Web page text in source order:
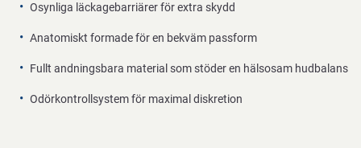
Osynliga läckagebarriärer för extra skydd
Anatomiskt formade för en bekväm passform
Fullt andningsbara material som stöder en hälsosam hudbalans
Odörkontrollsystem för maximal diskretion